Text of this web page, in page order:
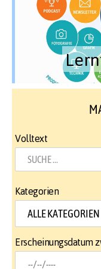
Volltext
Kategorien
Erscheinungsdatum